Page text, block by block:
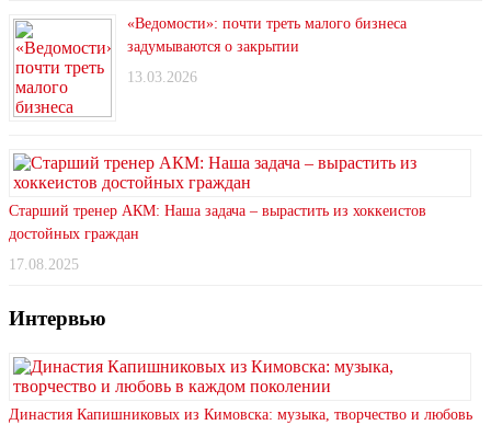
«Ведомости»: почти треть малого бизнеса
задумываются о закрытии
13.03.2026
Старший тренер АКМ: Наша задача – вырастить из хоккеистов
достойных граждан
17.08.2025
Интервью
Династия Капишниковых из Кимовска: музыка, творчество и любовь